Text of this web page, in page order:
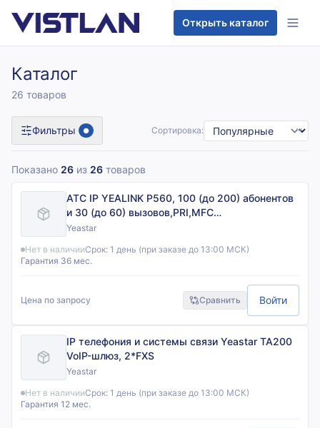
Открыть каталог
Каталог
26 товаров
Фильтры ● Сортировка:
Показано 26 из 26 товаров
АТС IP YEALINK P560, 100 (до 200) абонентов
и 30 (до 60) вызовов,PRI,MFC
R2,SS7,поддержка FXO,FXS,GSM,BRI, шт
Yeastar
Нет в наличииСрок: 1 день (при заказе до 13:00 МСК)
Гарантия 36 мес.
Цена по запросу Сравнить Войти
IP телефония и системы связи Yeastar TA200
VoIP-шлюз, 2*FXS
Yeastar
Нет в наличииСрок: 1 день (при заказе до 13:00 МСК)
Гарантия 12 мес.